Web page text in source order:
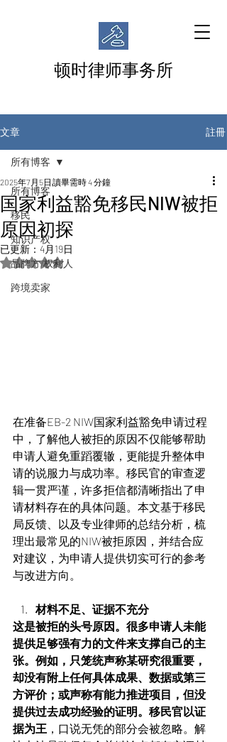
顿时律师事务所
文章 註冊
所有博客
移民
知识产权
品牌方/权利人
跨境卖家
所有博客
国家利益豁免移民NIW被拒
原因初探
2025年7月5日 讀畢需時 4 分鐘
已更新： 4月19日
評等為 NaN（最高為 5 顆星）。
在准备EB-2 NIW国家利益豁免申请过程
中，了解他人被拒的原因不仅能够帮助
申请人避免重蹈覆辙，更能提升整体申
请的说服力与成功率。移民官的审查逻
辑一贯严谨，许多拒信都清晰指出了申
请材料存在的具体问题。本文基于移民
局反馈、以及专业律师的总结分析，梳
理出最常见的NIW被拒原因，并结合应
对建议，为申请人提供切实可行的参考
与改进方向。
材料不足、证据不充分
这是被拒的头号原因。很多申请人未能
提供足够强有力的文件来支撑自己的主
张。例如，只笼统声称某研究很重要，
却没有附上任何具体成果、数据或第三
方评价；或声称有能力推进项目，但没
提供过去成功经验的证明。移民官以证
据为王 ，口说无凭的部分会被忽略。解